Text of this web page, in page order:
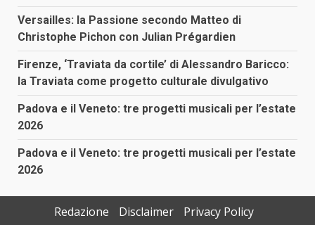
Versailles: la Passione secondo Matteo di
Christophe Pichon con Julian Prégardien
Firenze, ‘Traviata da cortile’ di Alessandro Baricco:
la Traviata come progetto culturale divulgativo
Padova e il Veneto: tre progetti musicali per l’estate
2026
Padova e il Veneto: tre progetti musicali per l’estate
2026
Redazione Disclaimer Privacy Policy